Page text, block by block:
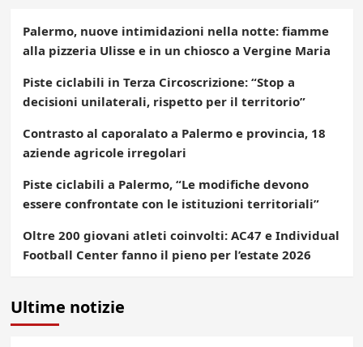
Palermo, nuove intimidazioni nella notte: fiamme
alla pizzeria Ulisse e in un chiosco a Vergine Maria
Piste ciclabili in Terza Circoscrizione: “Stop a
decisioni unilaterali, rispetto per il territorio”
Contrasto al caporalato a Palermo e provincia, 18
aziende agricole irregolari
Piste ciclabili a Palermo, “Le modifiche devono
essere confrontate con le istituzioni territoriali”
Oltre 200 giovani atleti coinvolti: AC47 e Individual
Football Center fanno il pieno per l’estate 2026
Ultime notizie